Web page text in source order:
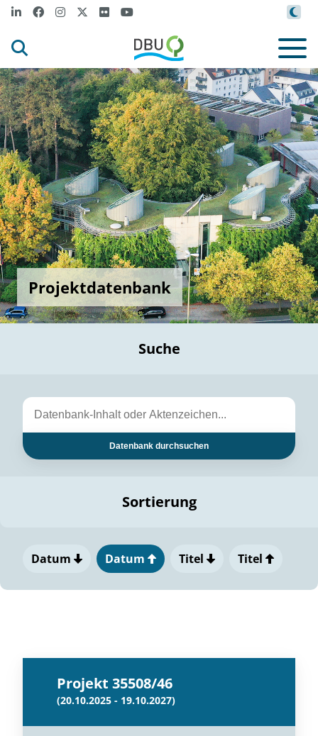
Projektdatenbank
Suche
Datenbank durchsuchen
Sortierung
Datum Datum Titel Titel
Projekt 35508/46
(20.10.2025 - 19.10.2027)